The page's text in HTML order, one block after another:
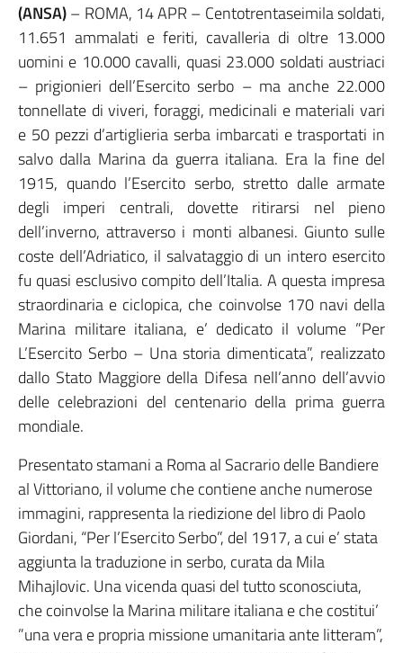
(ANSA)– ROMA, 14 APR – Centotrentaseimila soldati,
11.651 ammalati e feriti, cavalleria di oltre 13.000
uomini e 10.000 cavalli, quasi 23.000 soldati austriaci
– prigionieri dell’Esercito serbo – ma anche 22.000
tonnellate di viveri, foraggi, medicinali e materiali vari
e 50 pezzi d’artiglieria serba imbarcati e trasportati in
salvo dalla Marina da guerra italiana. Era la fine del
1915, quando l’Esercito serbo, stretto dalle armate
degli imperi centrali, dovette ritirarsi nel pieno
dell’inverno, attraverso i monti albanesi. Giunto sulle
coste dell’Adriatico, il salvataggio di un intero esercito
fu quasi esclusivo compito dell’Italia. A questa impresa
straordinaria e ciclopica, che coinvolse 170 navi della
Marina militare italiana, e’ dedicato il volume ”Per
L’Esercito Serbo – Una storia dimenticata”, realizzato
dallo Stato Maggiore della Difesa nell’anno dell’avvio
delle celebrazioni del centenario della prima guerra
mondiale.
Presentato stamani a Roma al Sacrario delle Bandiere
al Vittoriano, il volume che contiene anche numerose
immagini, rappresenta la riedizione del libro di Paolo
Giordani, “Per l’Esercito Serbo”, del 1917, a cui e’ stata
aggiunta la traduzione in serbo, curata da Mila
Mihajlovic. Una vicenda quasi del tutto sconosciuta,
che coinvolse la Marina militare italiana e che costitui’
”una vera e propria missione umanitaria ante litteram”,